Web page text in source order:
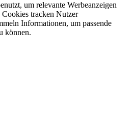
um relevante Werbeanzeigen
tracken Nutzer
Informationen, um passende
können.